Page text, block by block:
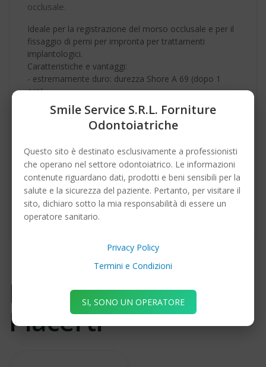
occlusale.
Ideale per la registrazione del morso occlusale e per il
fissaggio di perni per impronta per trattamenti
implantologici.
Caratteristiche e vantaggi:
- estremamente duro: durezza Shore A 69 (dopo 1
ora)
- tissotropia controllata che ne impedisce lo
scorrimento negli spazi interdentali
- assenza di movimento durante il riposizionamento
- sapore e gusto neutri per un maggiore comfort del
paziente
- eccellente stabilità
- ottime proprietà di lavorabilità e fresatura
- cartuccia Automix con rapporto di miscelazione 10:1
Potrebbe Anche
Piacerti
Smile Service S.r.l. Forniture
Odontoiatriche
Questo sito è destinato esclusivamente a professionisti
che operano nel settore odontoiatrico. Le informazioni
contenute riguardano dati, prodotti e beni sensibili per la
salute e la sicurezza del paziente. Pertanto, per visitare il
sito, dichiaro sotto la mia responsabilità di essere un
operatore sanitario.
Privacy Policy
Termini e Condizioni
SI, SONO UN OPERATORE